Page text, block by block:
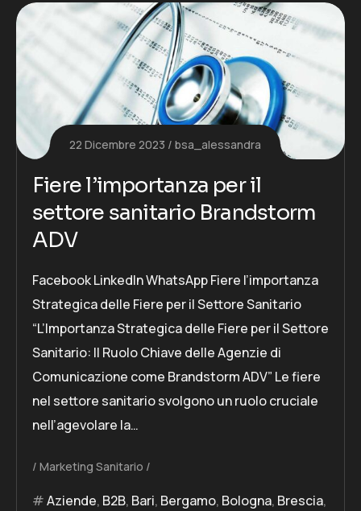
22 Dicembre 2023 bsa_alessandra
Fiere l’importanza per il
settore sanitario Brandstorm
ADV
Facebook LinkedIn WhatsApp Fiere l’importanza
Strategica delle Fiere per il Settore Sanitario
“L’Importanza Strategica delle Fiere per il Settore
Sanitario: Il Ruolo Chiave delle Agenzie di
Comunicazione come Brandstorm ADV” Le fiere
nel settore sanitario svolgono un ruolo cruciale
nell’agevolare la…
Marketing Sanitario
Aziende, B2B, Bari, Bergamo, Bologna, Brescia,